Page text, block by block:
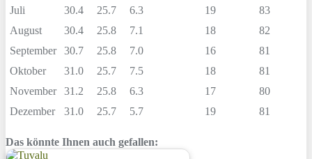
Juli
30.4 25.7 6.3 19
83
August
30.4 25.8 7.1 18
82
September
30.7 25.8 7.0 16
81
Oktober
31.0 25.7 7.5 18
81
November
31.2 25.8 6.3 17
80
Dezember
31.0 25.7 5.7 19 81
Das könnte Ihnen auch gefallen: